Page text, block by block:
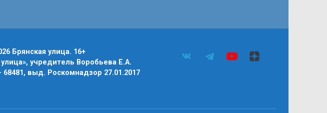
Брянская улица. 16+
учредитель Воробьева Е.А.
выд. Роскомнадзор 27.01.2017